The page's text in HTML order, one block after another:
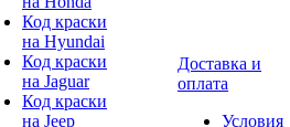
Код краски
на Hyundai
Код краски
на Jaguar
Код краски
на Jeep
Доставка и
оплата
Условия